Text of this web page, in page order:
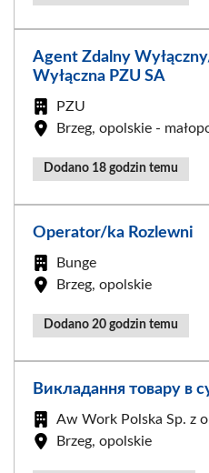
Agent Zdalny
Wyłączna PZU SA
PZU
Brzeg, opolskie -
Dodano 18 godzin temu
Operator/ka Rozlewni
Bunge
Brzeg, opolskie
Dodano 20 godzin temu
Викладання товару в
Aw Work Polska Sp. z
Brzeg, opolskie